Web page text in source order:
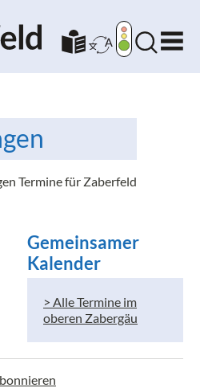
Termine für Zaberfeld
Gemeinsamer
Kalender
> Alle Termine im
oberen Zabergäu